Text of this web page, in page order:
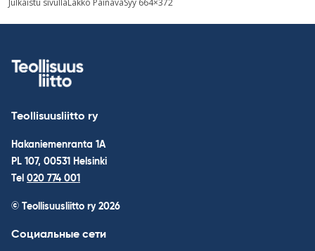
Teollisuusliitto ry
Hakaniemenranta 1A
PL 107, 00531 Helsinki
Tel 020 774 001
© Teollisuusliitto ry 2026
Социальные сети